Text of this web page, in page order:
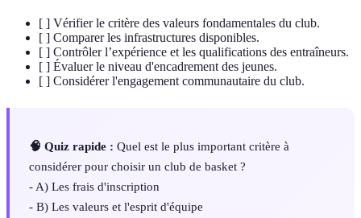
[ ] Vérifier le critère des valeurs fondamentales du club.
[ ] Comparer les infrastructures disponibles.
[ ] Contrôler l’expérience et les qualifications des entraîneurs.
[ ] Évaluer le niveau d'encadrement des jeunes.
[ ] Considérer l'engagement communautaire du club.
🧠 Quiz rapide : Quel est le plus important critère à
considérer pour choisir un club de basket ?
- A) Les frais d'inscription
- B) Les valeurs et l'esprit d'équipe